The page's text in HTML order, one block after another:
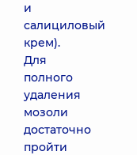
и
салициловый
крем).
Для
полного
удаления
мозоли
достаточно
пройти